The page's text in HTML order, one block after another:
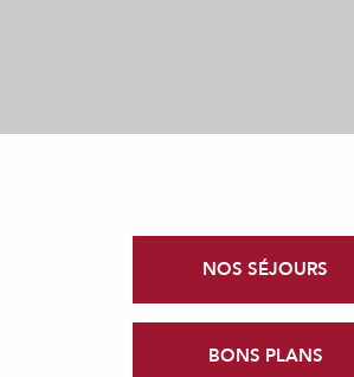
NOS SÉJOURS
BONS PLANS